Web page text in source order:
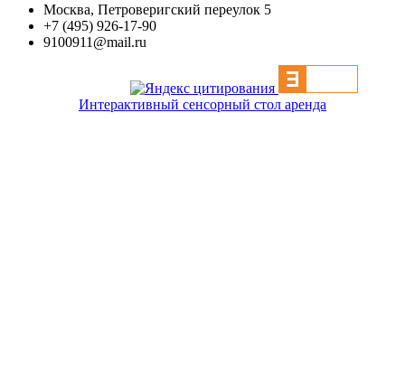
Москва, Петроверигский переулок 5
+7 (495) 926-17-90
9100911@mail.ru
Интерактивный сенсорный стол аренда